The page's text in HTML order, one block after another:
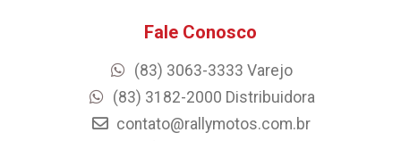
Fale Conosco
(83) 3063-3333 Varejo
(83) 3182-2000 Distribuidora
contato@rallymotos.com.br